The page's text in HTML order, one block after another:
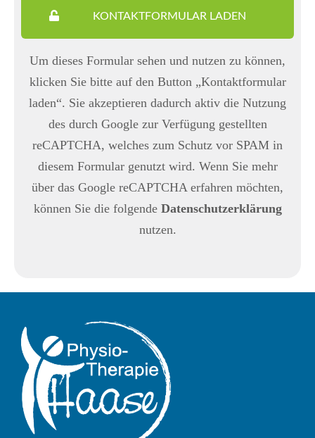
KONTAKTFORMULAR LADEN
Um dieses Formular sehen und nutzen zu können,
klicken Sie bitte auf den Button „Kontaktformular
laden“. Sie akzeptieren dadurch aktiv die Nutzung
des durch Google zur Verfügung gestellten
reCAPTCHA, welches zum Schutz vor SPAM in
diesem Formular genutzt wird. Wenn Sie mehr
über das Google reCAPTCHA erfahren möchten,
können Sie die folgende Datenschutzerklärung
nutzen.